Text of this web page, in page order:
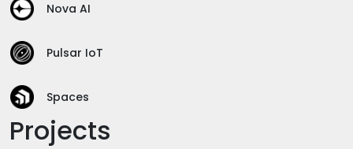
Nova AI
Pulsar IoT
Spaces
Projects